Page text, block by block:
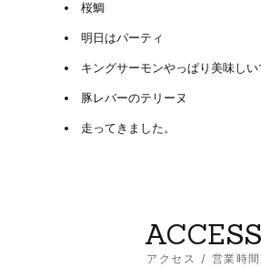
桜鯛
明日はパーティ
キングサーモンやっぱり美味しい
豚レバーのテリーヌ
走ってきました。
ACCESS
アクセス / 営業時間